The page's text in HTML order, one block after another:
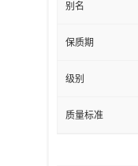
别名
保质期
级别
质量标准